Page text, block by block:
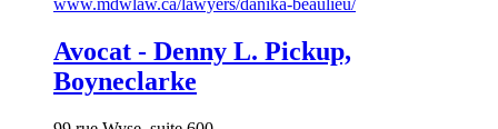
www.mdwlaw.ca/lawyers/danika-beaulieu/
Avocat - Denny L. Pickup,
Boyneclarke